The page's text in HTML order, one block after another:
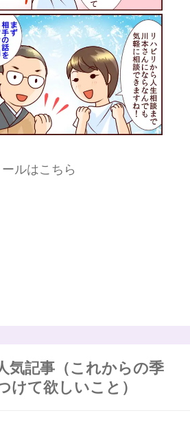
ルはこちら
気記事（これからの季
けて欲しいこと）